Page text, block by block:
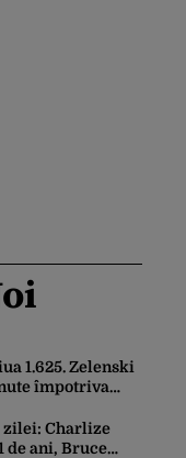
1.625. Zelenski
împotriva
zilei: Charlize
de ani, Bruce